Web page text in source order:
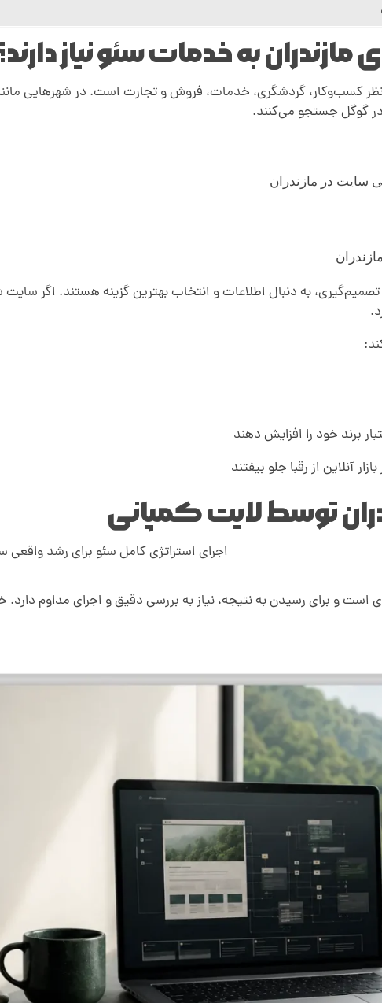
به خدمات سئو نیاز
کسب‌وکار، گردشگری، خدمات، فروش و تجارت است. در شهرهایی مانند
گوگل جستجو می‌کنند.
سایت در مازندران
به دنبال اطلاعات و انتخاب بهترین گزینه هستند. اگر
برند خود را افزایش دهند
آنلاین از رقبا جلو بیفتند
توسط لایت کمپانی
اجرای استراتژی کامل سئو برای رشد واقعی
است و برای رسیدن به نتیجه، نیاز به بررسی دقیق و اجرای مداوم